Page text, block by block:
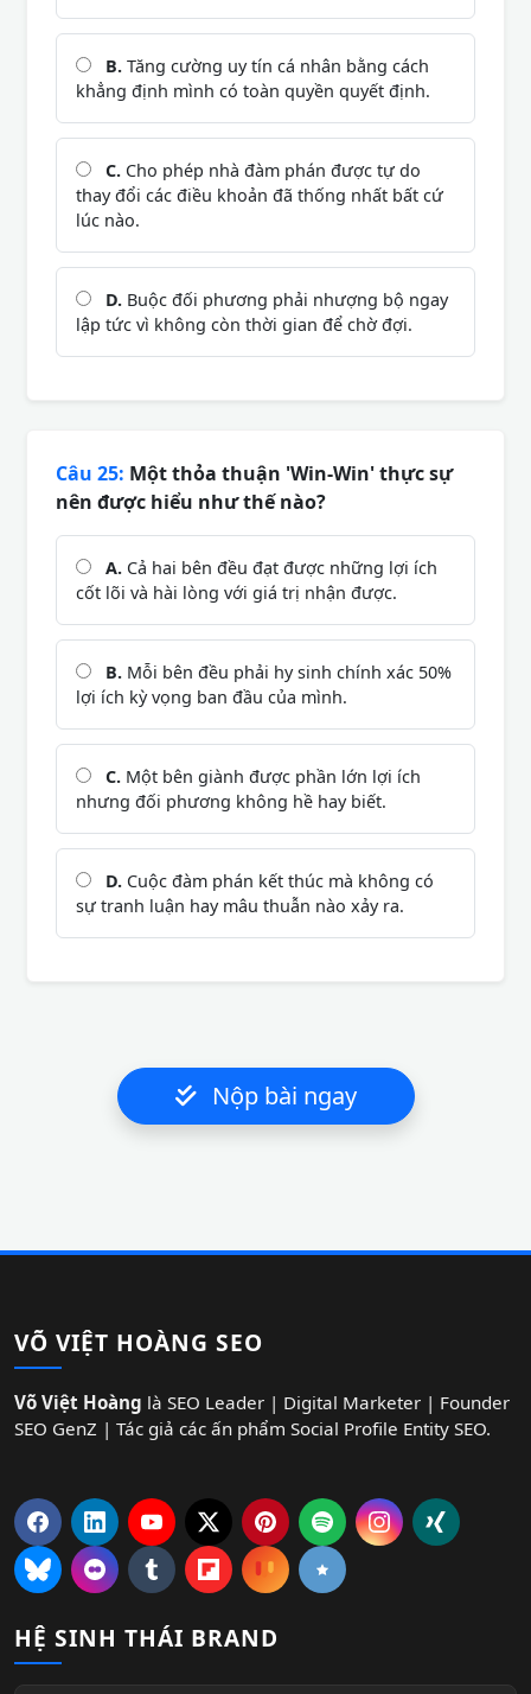
B. Tăng cường uy tín cá nhân bằng cách
khẳng định mình có toàn quyền quyết định.
C. Cho phép nhà đàm phán được tự do
thay đổi các điều khoản đã thống nhất bất cứ
lúc nào.
D. Buộc đối phương phải nhượng bộ ngay
lập tức vì không còn thời gian để chờ đợi.
Câu 25: Một thỏa thuận 'Win-Win' thực sự
nên được hiểu như thế nào?
A. Cả hai bên đều đạt được những lợi ích
cốt lõi và hài lòng với giá trị nhận được.
B. Mỗi bên đều phải hy sinh chính xác 50%
lợi ích kỳ vọng ban đầu của mình.
C. Một bên giành được phần lớn lợi ích
nhưng đối phương không hề hay biết.
D. Cuộc đàm phán kết thúc mà không có
sự tranh luận hay mâu thuẫn nào xảy ra.
Nộp bài ngay
VÕ VIỆT HOÀNG SEO
Võ Việt Hoàng là SEO Leader | Digital Marketer | Founder
SEO GenZ | Tác giả các ấn phẩm Social Profile Entity SEO.
HỆ SINH THÁI BRAND